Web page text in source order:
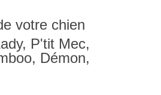
votre chien
P'tit Mec,
Démon,